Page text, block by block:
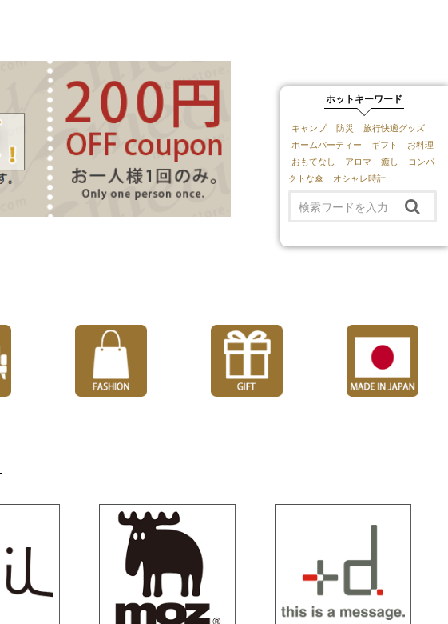
ホットキーワード
キャンプ 防災
旅行快適グッズ
ホームパーティー
ギフト
お料理
おもてなし
アロマ 癒し
コンパ
クトな傘
オシャレ時計